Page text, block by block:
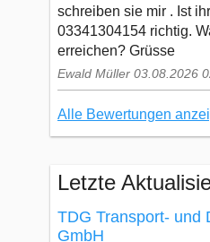
schreiben sie mir . Ist
03341304154 richtig.
erreichen? Grüsse
Ewald Müller 03.08.2026
Alle Bewertungen
Letzte
TDG Transport- und
GmbH